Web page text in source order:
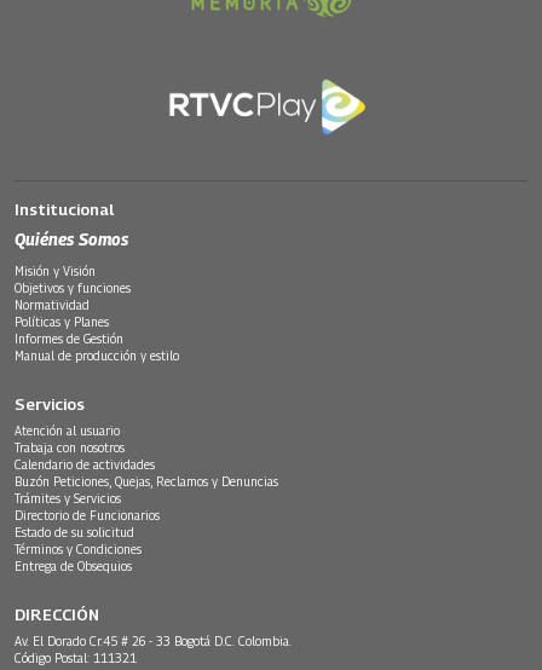
Institucional
Quiénes Somos
Misión y Visión
Objetivos y funciones
Normatividad
Políticas y Planes
Informes de Gestión
Manual de producción y estilo
Servicios
Atención al usuario
Trabaja con nosotros
Calendario de actividades
Buzón Peticiones, Quejas, Reclamos y Denuncias
Trámites y Servicios
Directorio de Funcionarios
Estado de su solicitud
Términos y Condiciones
Entrega de Obsequios
DIRECCIÓN
Av. El Dorado Cr.45 # 26 - 33 Bogotá D.C. Colombia.
Código Postal: 111321